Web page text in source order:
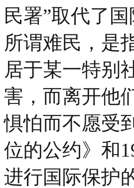
民署”取代了
所谓难民，是
居于某一特别
害，而离开他
惧怕而不愿受
位的公约》和
进行国际保护